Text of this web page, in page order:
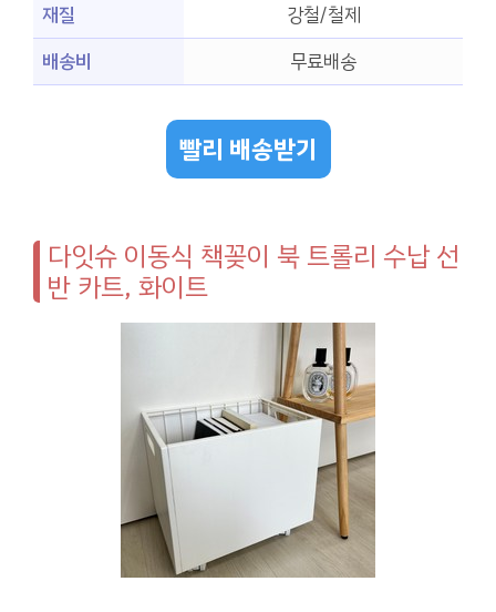
재질
강철/철제
배송비
무료배송
빨리 배송받기
다잇슈 이동식 책꽂이 북 트롤리 수납 선
반 카트, 화이트